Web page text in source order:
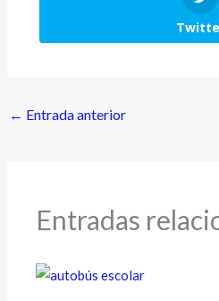
← Entrada anterior
Entradas